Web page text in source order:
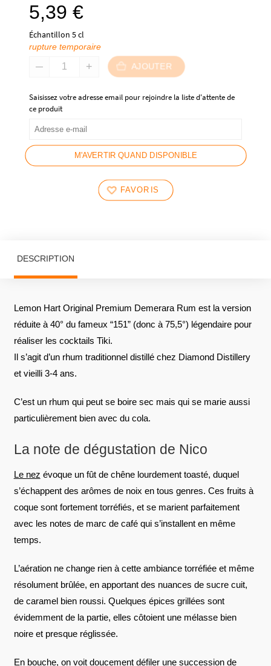
5,39 €
Échantillon 5 cl
rupture temporaire
AJOUTER
Saisissez votre adresse email pour rejoindre la liste d'attente de
ce produit
M'AVERTIR QUAND DISPONIBLE
FAVORIS
DESCRIPTION
Lemon Hart Original Premium Demerara Rum est la version
réduite à 40° du fameux “151” (donc à 75,5°) légendaire pour
réaliser les cocktails Tiki.
Il s’agit d’un rhum traditionnel distillé chez Diamond Distillery
et vieilli 3-4 ans.
C’est un rhum qui peut se boire sec mais qui se marie aussi
particulièrement bien avec du cola.
La note de dégustation de Nico
Le nez évoque un fût de chêne lourdement toasté, duquel
s’échappent des arômes de noix en tous genres. Ces fruits à
coque sont fortement torréfiés, et se marient parfaitement
avec les notes de marc de café qui s’installent en même
temps.
L’aération ne change rien à cette ambiance torréfiée et même
résolument brûlée, en apportant des nuances de sucre cuit,
de caramel bien roussi. Quelques épices grillées sont
évidemment de la partie, elles côtoient une mélasse bien
noire et presque réglissée.
En bouche, on voit doucement défiler une succession de